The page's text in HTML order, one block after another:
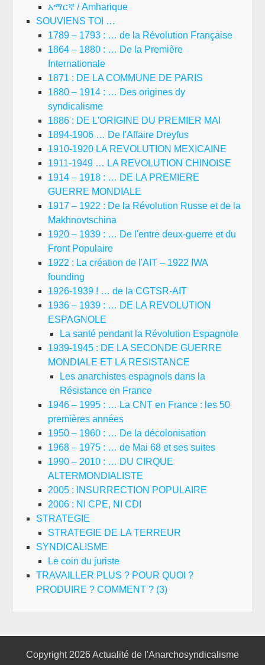
አማርኛ / Amharique
SOUVIENS TOI …
1789 – 1793 : … de la Révolution Française
1864 – 1880 : … De la Première
Internationale
1871 : DE LA COMMUNE DE PARIS
1880 – 1914 : … Des origines dy
syndicalisme
1886 : DE L'ORIGINE DU PREMIER MAI
1894-1906 … De l'Affaire Dreyfus
1910-1920 LA REVOLUTION MEXICAINE
1911-1949 … LA REVOLUTION CHINOISE
1914 – 1918 : … DE LA PREMIERE
GUERRE MONDIALE
1917 – 1922 : De la Révolution Russe et de la
Makhnovtschina
1920 – 1939 : … De l'entre deux-guerre et du
Front Populaire
1922 : La création de l'AIT – 1922 IWA
founding
1926-1939 ! … de la CGTSR-AIT
1936 – 1939 : … DE LA REVOLUTION
ESPAGNOLE
La santé pendant la Révolution Espagnole
1939-1945 : DE LA SECONDE GUERRE
MONDIALE ET LA RESISTANCE
Les anarchistes espagnols dans la
Résistance en France
1946 – 1995 : … La CNT en France : les 50
premières années
1950 – 1960 : … De la décolonisation
1968 – 1975 : … de Mai 68 et ses suites
1990 – 2010 : … DU CIRQUE
ALTERMONDIALISTE
2005 : INSURRECTION POPULAIRE
2006 : NI CPE, NI CDI
STRATEGIE
STRATEGIE DE LA TERREUR
SYNDICALISME
Le coin du juriste
TRAVAILLER PLUS ? POUR QUOI ?
PRODUIRE ? COMMENT ? (3)
Copyright 2026Actualité de l'Anarchosyndicalisme